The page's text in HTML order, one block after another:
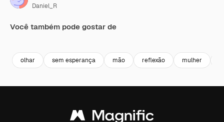
Daniel_R
Você também pode gostar de
olhar sem esperança mão reflexão mulher